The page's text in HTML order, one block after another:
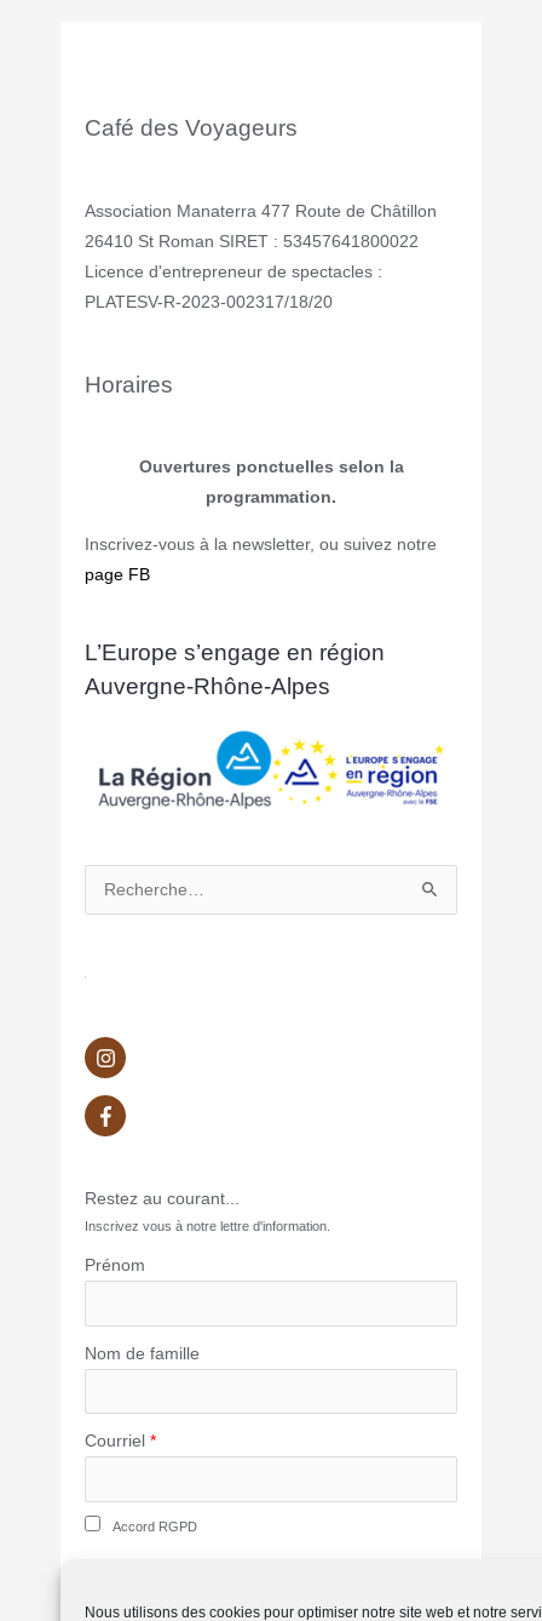
Nous utilisons des cookies pour optimiser notre site web et notre
Café des Voyageurs
Association Manaterra 477 Route de Châtillon
26410 St Roman SIRET : 53457641800022
Licence d'entrepreneur de spectacles :
PLATESV-R-2023-002317/18/20
Horaires
Ouvertures ponctuelles selon la
programmation.
Inscrivez-vous à la newsletter, ou suivez notre
page FB
L’Europe s’engage en région
Auvergne-Rhône-Alpes
Restez au courant...
Inscrivez vous à notre lettre d'information.
Prénom
Nom de famille
Courriel *
Accord RGPD